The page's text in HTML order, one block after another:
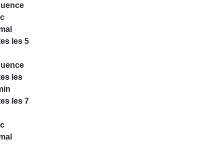
les 5
les
les 7